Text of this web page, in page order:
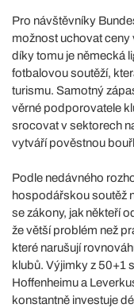
Pro návštěvníky
možnost uchovat ceny
díky tomu je německá
fotbalovou soutěží,
turismu. Samotný
věrné podporovatele
srocovat v sektorech
vytváří pověstnou
Podle nedávného
hospodářskou soutěž
se zákony, jak někteří
že větší problém než
které narušují
klubů. Výjimky z 50+1
Hoffenheimu a
konstantně investuje